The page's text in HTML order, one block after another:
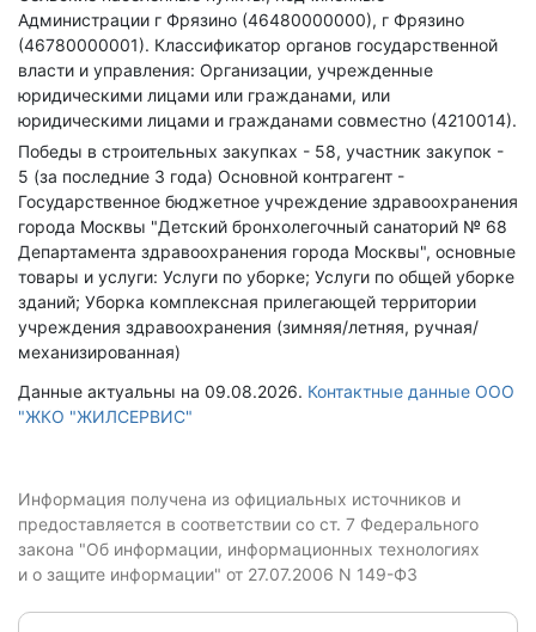
Администрации г Фрязино (46480000000), г Фрязино
(46780000001). Классификатор органов государственной
власти и управления: Организации, учрежденные
юридическими лицами или гражданами, или
юридическими лицами и гражданами совместно (4210014).
Победы в строительных закупках - 58, участник закупок -
5 (за последние 3 года) Основной контрагент -
Государственное бюджетное учреждение здравоохранения
города Москвы "Детский бронхолегочный санаторий № 68
Департамента здравоохранения города Москвы", основные
товары и услуги: Услуги по уборке; Услуги по общей уборке
зданий; Уборка комплексная прилегающей территории
учреждения здравоохранения (зимняя/летняя, ручная/
механизированная)
Данные актуальны на 09.08.2026. Контактные данные ООО
"ЖКО "ЖИЛСЕРВИС"
Информация получена из официальных источников и
предоставляется в соответствии со ст. 7 Федерального
закона "Об информации, информационных технологиях
и о защите информации" от 27.07.2006 N 149-ФЗ